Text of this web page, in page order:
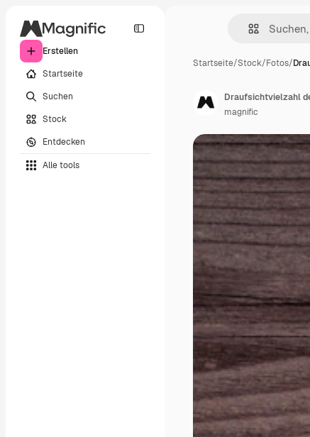
Erstellen
Startseite
Suchen
Stock
Entdecken
Alle tools
Startseite/Stock/Fotos/
Draufsichtvielzahl
magnific